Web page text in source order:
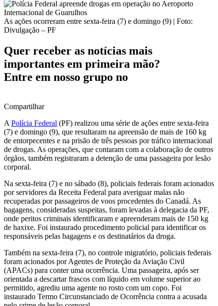
As ações ocorreram entre sexta-feira (7) e domingo (9) | Foto:
Divulgação – PF
Quer receber as notícias mais
importantes em primeira mão?
Entre em nosso grupo no
Compartilhar
A Polícia Federal (PF) realizou uma série de ações entre sexta-feira
(7) e domingo (9), que resultaram na apreensão de mais de 160 kg
de entorpecentes e na prisão de três pessoas por tráfico internacional
de drogas. As operações, que contaram com a colaboração de outros
órgãos, também registraram a detenção de uma passageira por lesão
corporal.
Na sexta-feira (7) e no sábado (8), policiais federais foram acionados
por servidores da Receita Federal para averiguar malas não
recuperadas por passageiros de voos procedentes do Canadá. As
bagagens, consideradas suspeitas, foram levadas à delegacia da PF,
onde peritos criminais identificaram e apreenderam mais de 150 kg
de haxixe. Foi instaurado procedimento policial para identificar os
responsáveis pelas bagagens e os destinatários da droga.
Também na sexta-feira (7), no controle migratório, policiais federais
foram acionados por Agentes de Proteção da Aviação Civil
(APACs) para conter uma ocorrência. Uma passageira, após ser
orientada a descartar frascos com líquido em volume superior ao
permitido, agrediu uma agente no rosto com um copo. Foi
instaurado Termo Circunstanciado de Ocorrência contra a acusada